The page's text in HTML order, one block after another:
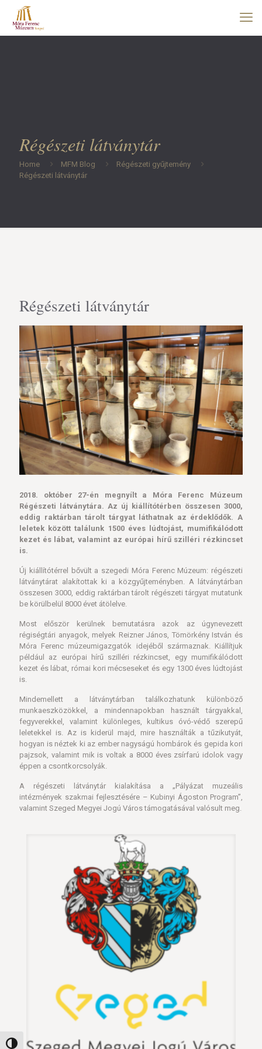
Nagy kontraszt váltása
Régészeti látványtár
Home MFM Blog
Régészeti gyűjtemény
Régészeti látványtár
Régészeti látványtár
2018. október 27-én megnyílt a Móra Ferenc Múzeum
Régészeti látványtára. Az új kiállítótérben összesen 3000,
eddig raktárban tárolt tárgyat láthatnak az érdeklődők. A
leletek között találunk 1500 éves lúdtojást, mumifikálódott
kezet és lábat, valamint az európai hírű szilléri rézkincset
is.
Új kiállítótérrel bővült a szegedi Móra Ferenc Múzeum: régészeti
látványtárat alakítottak ki a közgyűjteményben. A látványtárban
összesen 3000, eddig raktárban tárolt régészeti tárgyat mutatunk
be körülbelül 8000 évet átölelve.
Most először kerülnek bemutatásra azok az úgynevezett
régiségtári anyagok, melyek Reizner János, Tömörkény István és
Móra Ferenc múzeumigazgatók idejéből származnak. Kiállítjuk
például az európai hírű szilléri rézkincset, egy mumifikálódott
kezet és lábat, római kori mécseseket és egy 1300 éves lúdtojást
is.
Mindemellett a látványtárban találkozhatunk különböző
munkaeszközökkel, a mindennapokban használt tárgyakkal,
fegyverekkel, valamint különleges, kultikus óvó-védő szerepű
leletekkel is. Az is kiderül majd, mire használták a tűzikutyát,
hogyan is néztek ki az ember nagyságú hombárok és gepida kori
pajzsok, valamint mik is voltak a 8000 éves zsírfarú idolok vagy
éppen a csontkorcsolyák.
A régészeti látványtár kialakítása a „Pályázat muzeális
intézmények szakmai fejlesztésére – Kubinyi Ágoston Program”,
valamint Szeged Megyei Jogú Város támogatásával valósult meg.